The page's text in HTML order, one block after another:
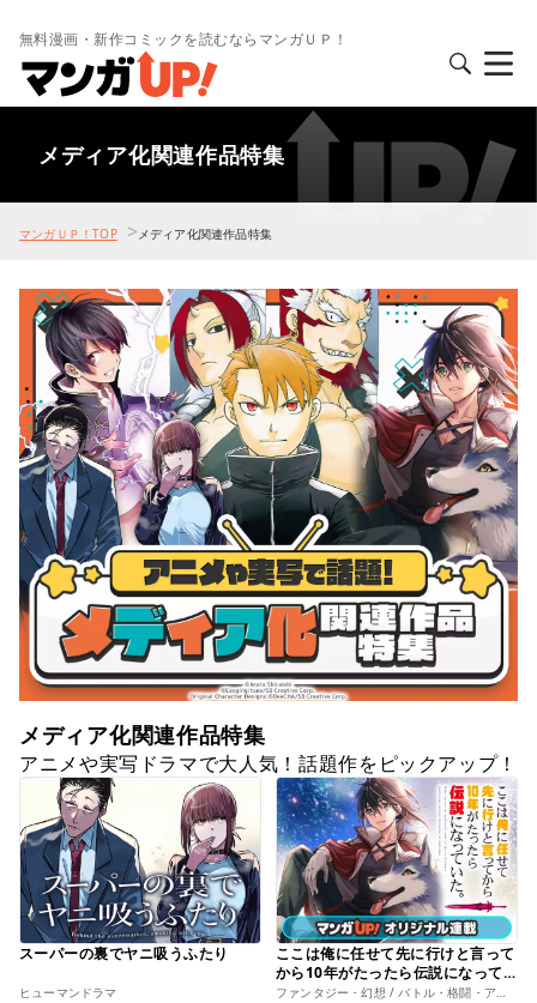
無料漫画・新作コミックを読むならマンガＵＰ！
メディア化関連作品特集
マンガＵＰ！TOP >メディア化関連作品特集
メディア化関連作品特集
アニメや実写ドラマで大人気！話題作をピックアップ！
スーパーの裏でヤニ吸うふたり
ヒューマンドラマ
ここは俺に任せて先に行けと言って
から10年がたったら伝説になって
いた。
ファンタジー・幻想 / バトル・格闘・アクション